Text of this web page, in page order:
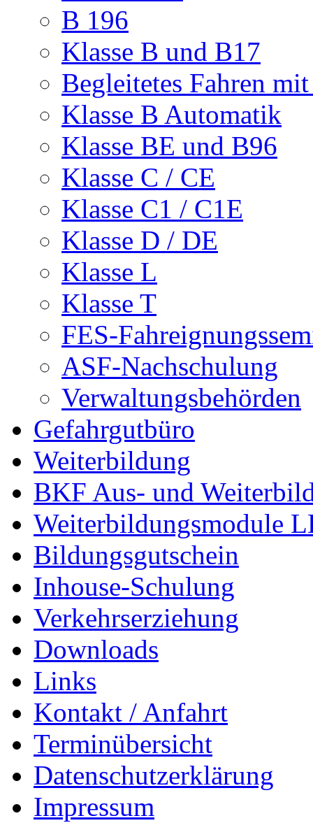
B 196
Klasse B und B17
Begleitetes Fahren
Klasse B Automatik
Klasse BE und B96
Klasse C / CE
Klasse C1 / C1E
Klasse D / DE
Klasse L
Klasse T
FES-
ASF-Nachschulung
Verwaltungsbehörden
Gefahrgutbüro
Weiterbildung
BKF Aus- und
Weiterbildungsmodule
Bildungsgutschein
Inhouse-Schulung
Verkehrserziehung
Downloads
Links
Kontakt / Anfahrt
Terminübersicht
Datenschutzerklärung
Impressum